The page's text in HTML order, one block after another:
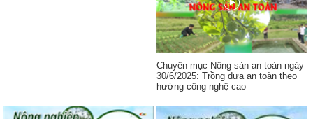
Chuyên mục Nông sản an toàn ngày
30/6/2025: Trồng dưa an toàn theo
hướng công nghệ cao